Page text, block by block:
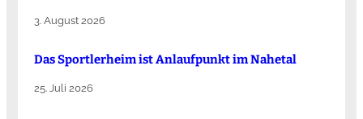
3. August 2026
Das Sportlerheim ist Anlaufpunkt im Nahetal
25. Juli 2026